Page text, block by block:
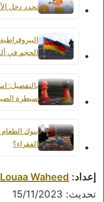
تحدد دخل
الحجم في
بالتفصيل:
سيطرة
بنوك
الفقراء؟
إعداد: Louaa Waheed
تحديث: 15/11/2023